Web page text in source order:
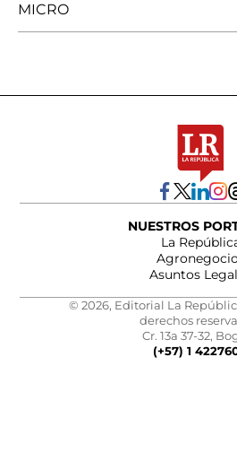
MICRO
NUESTROS
La
Asuntos
© 2026, Editorial La
derechos
Cr. 13a 37-32,
(+57) 1